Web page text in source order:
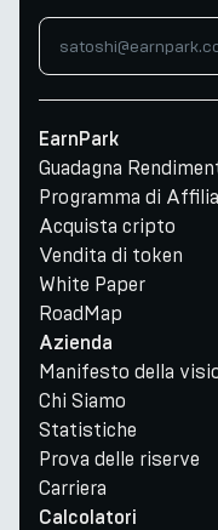
EarnPark
Guadagna
Programma di
Acquista cripto
Vendita di token
White Paper
RoadMap
Azienda
Manifesto della
Chi Siamo
Statistiche
Prova delle riserve
Carriera
Calcolatori